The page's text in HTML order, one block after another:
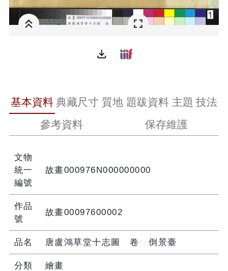
file_download
基本資料 典藏尺寸 質地 題跋資料 主題 技法
參考資料
保存維護
文物
統一
編號
故畫000976N000000000
作品
號
故畫00097600002
品名 唐盧鴻草堂十志圖 卷 倒景臺
分類 繪畫